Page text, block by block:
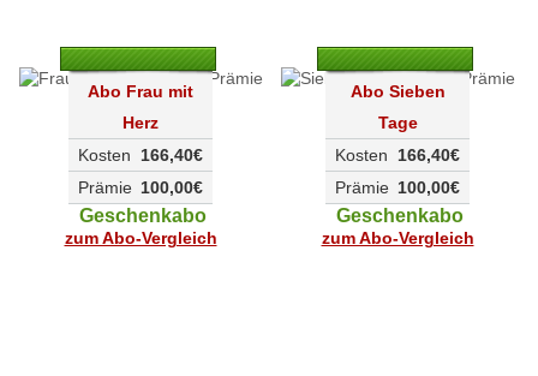
Abo Frau mit
Herz
166,40€
Kosten
100,00€
Prämie
Geschenkabo
zum Abo-Vergleich
Abo Sieben
Tage
166,40€
Kosten
100,00€
Prämie
Geschenkabo
zum Abo-Vergleich